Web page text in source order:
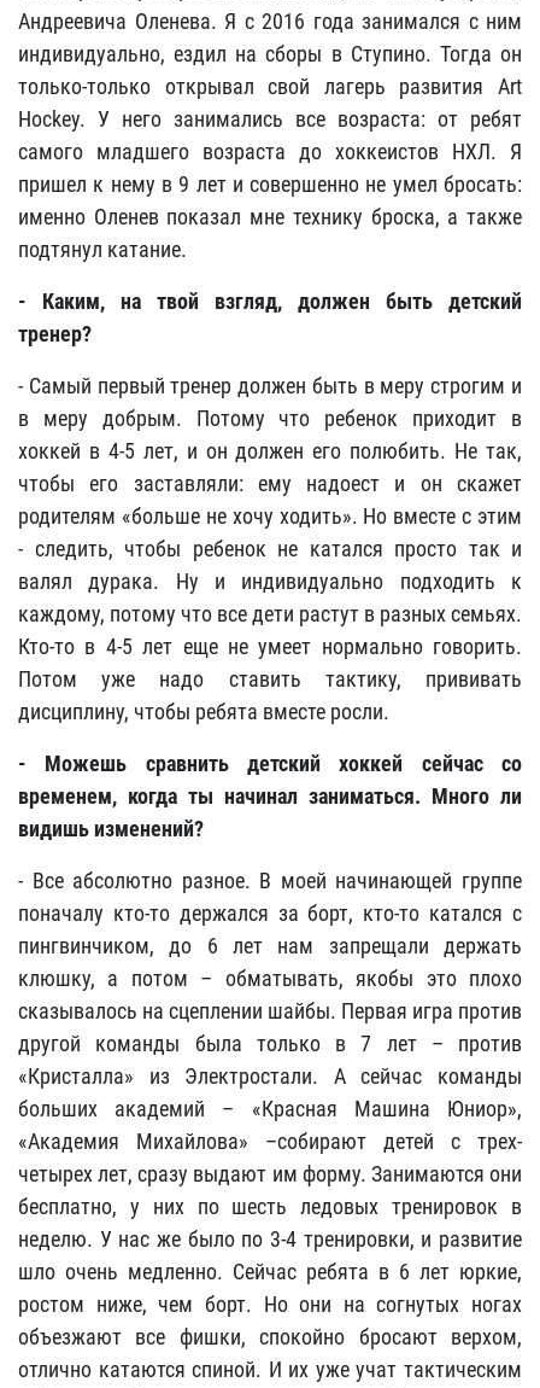
Андреевича Оленева. Я с 2016 года занимался с ним
индивидуально, ездил на сборы в Ступино. Тогда он
только-только открывал свой лагерь развития Art
Hockey. У него занимались все возраста: от ребят
самого младшего возраста до хоккеистов НХЛ. Я
пришел к нему в 9 лет и совершенно не умел бросать:
именно Оленев показал мне технику броска, а также
подтянул катание.
- Каким, на твой взгляд, должен быть детский
тренер?
- Самый первый тренер должен быть в меру строгим и
в меру добрым. Потому что ребенок приходит в
хоккей в 4-5 лет, и он должен его полюбить. Не так,
чтобы его заставляли: ему надоест и он скажет
родителям «больше не хочу ходить». Но вместе с этим
- следить, чтобы ребенок не катался просто так и
валял дурака. Ну и индивидуально подходить к
каждому, потому что все дети растут в разных семьях.
Кто-то в 4-5 лет еще не умеет нормально говорить.
Потом уже надо ставить тактику, прививать
дисциплину, чтобы ребята вместе росли.
- Можешь сравнить детский хоккей сейчас со
временем, когда ты начинал заниматься. Много ли
видишь изменений?
- Все абсолютно разное. В моей начинающей группе
поначалу кто-то держался за борт, кто-то катался с
пингвинчиком, до 6 лет нам запрещали держать
клюшку, а потом – обматывать, якобы это плохо
сказывалось на сцеплении шайбы. Первая игра против
другой команды была только в 7 лет – против
«Кристалла» из Электростали. А сейчас команды
больших академий – «Красная Машина Юниор»,
«Академия Михайлова» –собирают детей с трех-
четырех лет, сразу выдают им форму. Занимаются они
бесплатно, у них по шесть ледовых тренировок в
неделю. У нас же было по 3-4 тренировки, и развитие
шло очень медленно. Сейчас ребята в 6 лет юркие,
ростом ниже, чем борт. Но они на согнутых ногах
объезжают все фишки, спокойно бросают верхом,
отлично катаются спиной. И их уже учат тактическим